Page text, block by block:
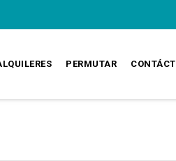
PERMUTAR